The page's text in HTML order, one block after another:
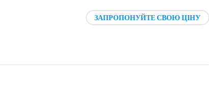
ЗАПРОПОНУЙТЕ СВОЮ ЦІНУ